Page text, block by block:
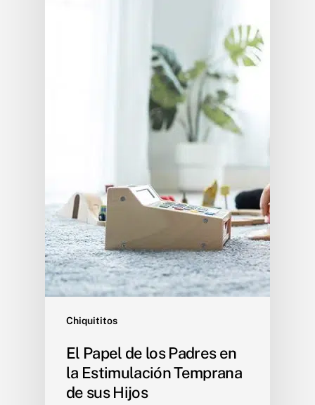
Chiquititos
El Papel de los Padres en
la Estimulación Temprana
de sus Hijos